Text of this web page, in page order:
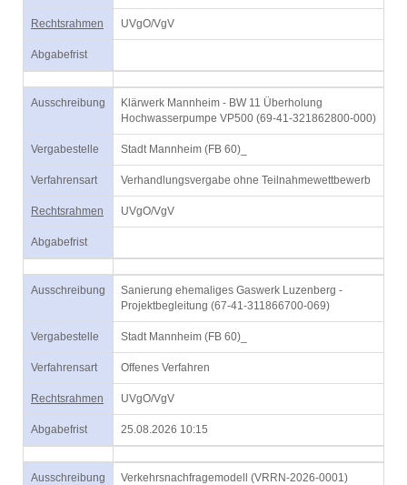
Rechtsrahmen UVgO/VgV
Abgabefrist
Ausschreibung
Klärwerk Mannheim - BW 11 Überholung
Hochwasserpumpe VP500 (69-41-321862800-000)
Vergabestelle Stadt Mannheim (FB 60)_
Verfahrensart Verhandlungsvergabe ohne Teilnahmewettbewerb
Rechtsrahmen UVgO/VgV
Abgabefrist
Ausschreibung
Sanierung ehemaliges Gaswerk Luzenberg -
Projektbegleitung (67-41-311866700-069)
Vergabestelle Stadt Mannheim (FB 60)_
Verfahrensart Offenes Verfahren
Rechtsrahmen UVgO/VgV
Abgabefrist 25.08.2026 10:15
Ausschreibung Verkehrsnachfragemodell (VRRN-2026-0001)